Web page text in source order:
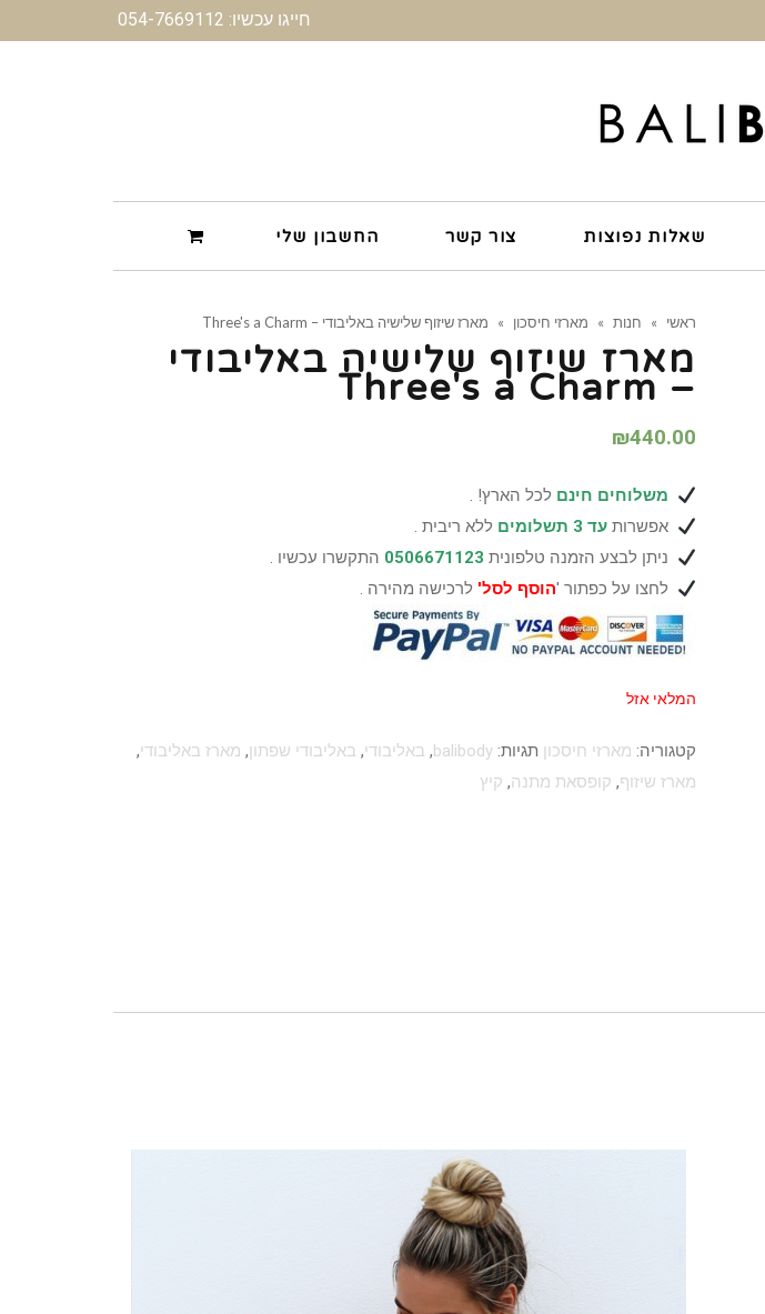
חייגו עכשיו: 054-7669112
שאלות נפוצות צור קשר החשבון שלי
ראשי » חנות » מארזי חיסכון » מארז שיזוף שלישיה באליבודי – Three's a Charm
מארז שיזוף שלישיה באליבודי
– Three's a Charm
₪440.00
משלוחים חינם לכל הארץ! .
אפשרותעד 3 תשלומים
ללא ריבית .
ניתן לבצע הזמנה טלפונית 0506671123 התקשרו עכשיו .
לחצו על כפתור 'הוסף לסל' לרכישה מהירה .
המלאי אזל
קטגוריה: מארזי חיסכון תגיות: balibody
, באליבודי, באליבודי שפתון, מארז באליבודי,
מארז שיזוף, קופסאת מתנה, קיץ